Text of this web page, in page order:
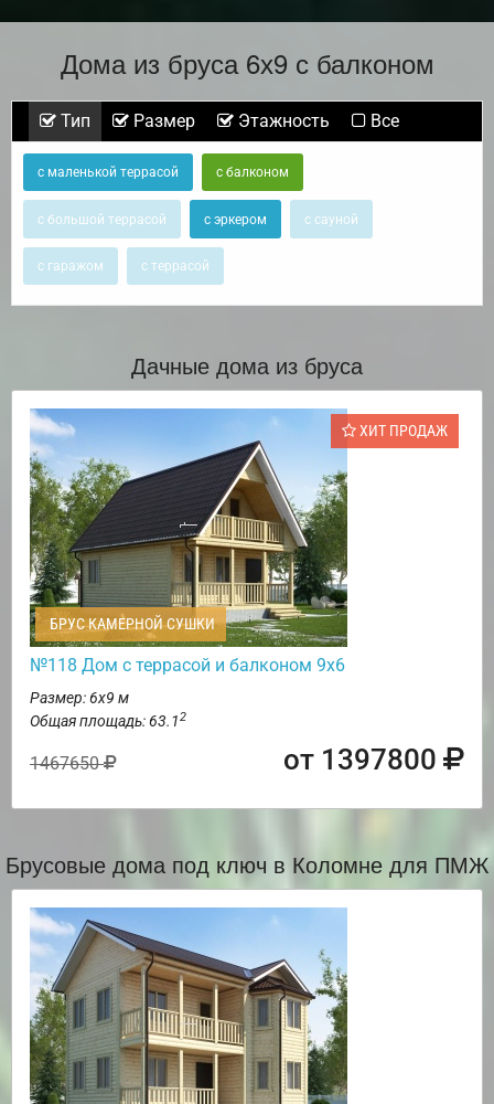
Дома из бруса 6х9 с балконом
Тип Размер Этажность Все
с маленькой террасой с балконом
с большой террасой с эркером с сауной
с гаражом с террасой
Дачные дома из бруса
ХИТ ПРОДАЖ
БРУС КАМЕРНОЙ СУШКИ
№118 Дом с террасой и балконом 9х6
Размер: 6х9 м
Общая площадь: 63.12
1467650 от 1397800
Брусовые дома под ключ в Коломне для ПМЖ